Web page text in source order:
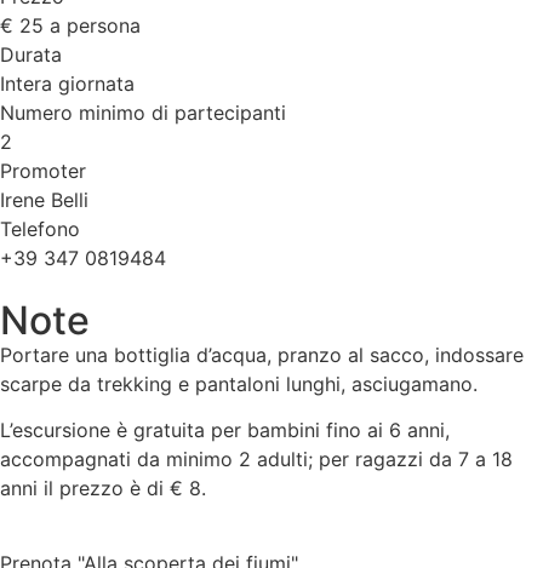
€ 25 a persona
Durata
Intera giornata
Numero minimo di partecipanti
2
Promoter
Irene Belli
Telefono
+39 347 0819484
Note
Portare una bottiglia d’acqua, pranzo al sacco, indossare
scarpe da trekking e pantaloni lunghi, asciugamano.
L’escursione è gratuita per bambini fino ai 6 anni,
accompagnati da minimo 2 adulti; per ragazzi da 7 a 18
anni il prezzo è di € 8.